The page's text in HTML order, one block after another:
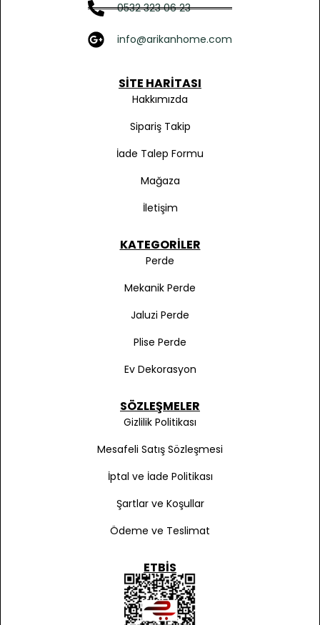
0532 323 06 23
info@arikanhome.com
SITE HARITASI
Hakkımızda
Sipariş Takip
İade Talep Formu
Mağaza
İletişim
KATEGORILER
Perde
Mekanik Perde
Jaluzi Perde
Plise Perde
Ev Dekorasyon
SÖZLEŞMELER
Gizlilik Politikası
Mesafeli Satış Sözleşmesi
İptal ve İade Politikası
Şartlar ve Koşullar
Ödeme ve Teslimat
ETBIS